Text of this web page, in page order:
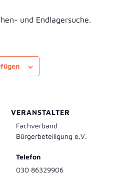
und Endlagersuche.
VERANSTALTER
Fachverband
Bürgerbeteiligung e.V.
Telefon
030 86329906